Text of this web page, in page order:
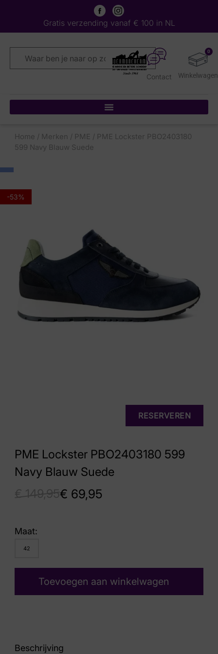
Gratis verzending vanaf € 100 in NL
0
Contact
Home / Merken / PME / PME Lockster PBO2403180
599 Navy Blauw Suede
-53%
PME Lockster PBO2403180 599
Navy Blauw Suede
€ 69,95
RESERVEREN
Maat:
42
Toevoegen aan winkelwagen
Beschrijving